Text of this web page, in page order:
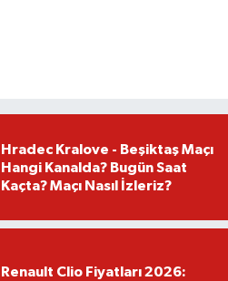
Hradec Kralove - Beşiktaş Maçı
Hangi Kanalda? Bugün Saat
Kaçta? Maçı Nasıl İzleriz?
Renault Clio Fiyatları 2026: